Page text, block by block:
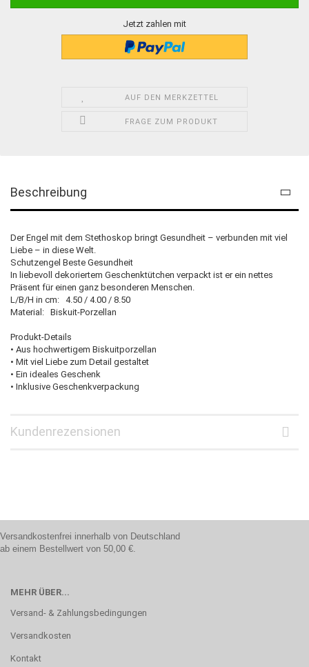
Jetzt zahlen mit
AUF DEN MERKZETTEL
FRAGE ZUM PRODUKT
Beschreibung
Der Engel mit dem Stethoskop bringt Gesundheit – verbunden mit viel
Liebe – in diese Welt.
Schutzengel Beste Gesundheit
In liebevoll dekoriertem Geschenktütchen verpackt ist er ein nettes
Präsent für einen ganz besonderen Menschen.
L/B/H in cm: 4.50 / 4.00 / 8.50
Material: Biskuit-Porzellan
Produkt-Details
• Aus hochwertigem Biskuitporzellan
• Mit viel Liebe zum Detail gestaltet
• Ein ideales Geschenk
• Inklusive Geschenkverpackung
Kundenrezensionen
Versandkostenfrei innerhalb von Deutschland
ab einem Bestellwert von 50,00 €.
MEHR ÜBER...
Versand- & Zahlungsbedingungen
Versandkosten
Kontakt